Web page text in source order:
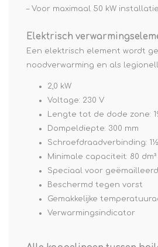
– Voor maximaal 50 kW
Elektrisch
Een elektrisch element wordt
noodverwarming en als
2,0 kW
Voltage: 230 V
Lengte tot de dode zone:
Dompeldiepte: 300 mm
Schroefdraadverbinding:
Minimale capaciteit: 80 dm³
Speciaal voor
Beschermd tegen vorst
Gemakkelijke
Verwarmingsindicator